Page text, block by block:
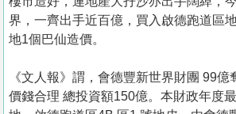
界，一齊出手近百億，買入啟德跑道區
地1個巴仙造價。
《文人報》謂，會德豐新世界財團 99億
價錢合理 總投資額150億。本財政年度